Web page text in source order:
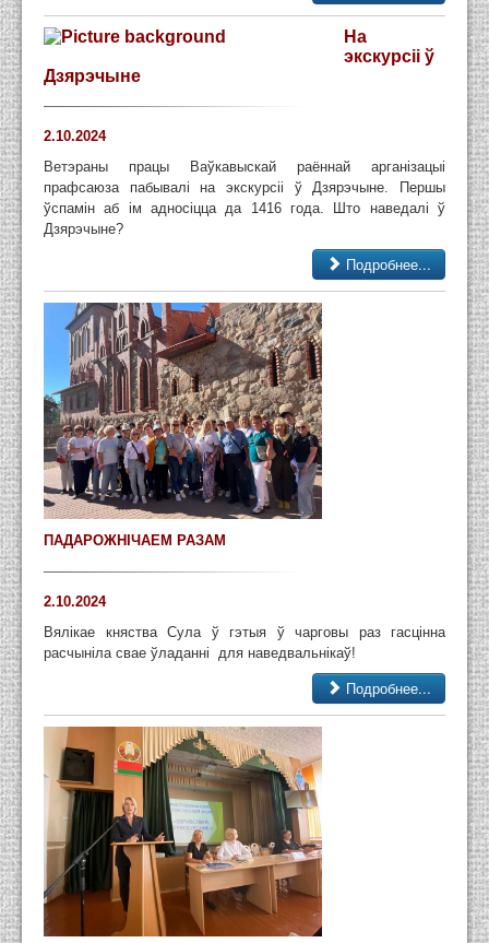
На
экскурсіі ў
Дзярэчыне
2.10.2024
Ветэраны працы Ваўкавыскай раённай арганізацыі
прафсаюза пабывалі на экскурсіі ў Дзярэчыне. Першы
ўспамін аб ім адносіцца да 1416 года. Што наведалі ў
Дзярэчыне?
Подробнее...
ПАДАРОЖНІЧАЕМ РАЗАМ
2.10.2024
Вялікае княства Сула ў гэтыя ў чарговы раз гасцінна
расчыніла свае ўладанні для наведвальнікаў!
Подробнее...